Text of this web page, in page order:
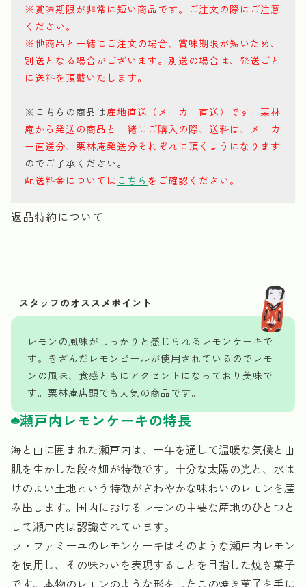
※賞味期限が非常に短い商品です。ご注文の際にご注意
ください。
※他商品と一緒にご注文の場合、賞味期限が短いため、
別送となる場合がございます。別送の場合は、発送ごと
に送料を頂戴いたします。
※こちらの商品は産地直送（メーカー直送）です。栗林
庵から発送の商品と一緒にご購入の際、送料は、メーカ
ー直送分、栗林庵発送分それぞれに頂くようになります
のでご了承ください。
配送料金については こちら をご確認ください。
返品特約について
レモンの風味がしっかりと感じられるレモンケーキで
す。きざんだレモンピールが使用されているのでレモ
ンの風味、食感ともにアクセントになっており美味で
す。栗林庵店頭でも人気の商品です。
瀬戸内レモンケーキの特長
海と山に囲まれた瀬戸内は、一年を通して温暖な気候と山
肌を生かした段々畑が特徴です。十分な太陽の光と、水は
けのよい土地という特徴がさわやかな味わいのレモンを産
み出します。国内におけるレモンの主要な産地のひとつと
して瀬戸内は認識されています。
ラ・ファミーユのレモンケーキはそのような瀬戸内レモン
を使用し、その味わいを表現することを目指した焼き菓子
です。本物のレモンのような形をしたこの焼き菓子を手に